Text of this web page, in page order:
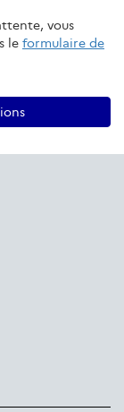
vous
le formulaire de